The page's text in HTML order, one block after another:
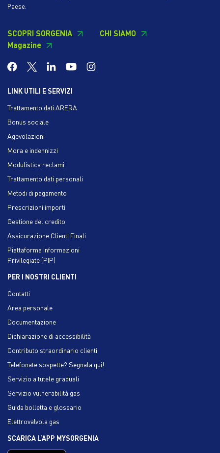
Paese.
SCOPRI SORGENIA
CHI SIAMO
Magazine
LINK UTILI E SERVIZI
Trattamento dati ARERA
Bonus sociale
Agevolazioni
Mora e indennizzi
Modulistica reclami
Trattamento dati personali
Metodi di pagamento
Prescrizioni importi
Gestione del credito
Assicurazione Clienti Finali
Piattaforma Informazioni
Privilegiate (PIP)
PER I NOSTRI CLIENTI
Contatti
Area personale
Documentazione
Dichiarazione di accessibilità
Contributo straordinario clienti
Telefonate sospette? Segnala qui!
Servizio a tutele graduali
Servizio vulnerabilità gas
Guida bolletta e glossario
Elettrovalvola gas
SCARICA L’APP MYSORGENIA